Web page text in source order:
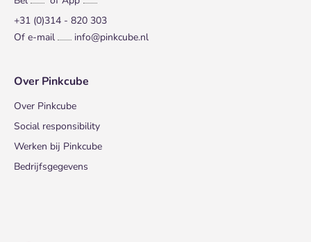
+31 (0)314 - 820 303
Of e-mail
info@pinkcube.nl
Over Pinkcube
Over Pinkcube
Social responsibility
Werken bij Pinkcube
Bedrijfsgegevens